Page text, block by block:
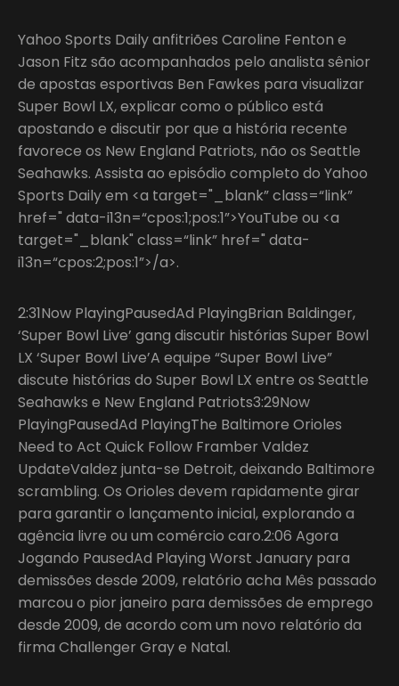
Yahoo Sports Daily anfitriões Caroline Fenton e
Jason Fitz são acompanhados pelo analista sênior
de apostas esportivas Ben Fawkes para visualizar
Super Bowl LX, explicar como o público está
apostando e discutir por que a história recente
favorece os New England Patriots, não os Seattle
Seahawks. Assista ao episódio completo do Yahoo
Sports Daily em <a target="_blank” class=“link”
href=" data-i13n=“cpos:1;pos:1”>YouTube ou <a
target="_blank" class=“link” href=" data-
i13n=“cpos:2;pos:1”>/a>.
2:31Now PlayingPausedAd PlayingBrian Baldinger,
‘Super Bowl Live’ gang discutir histórias Super Bowl
LX ‘Super Bowl Live’A equipe “Super Bowl Live”
discute histórias do Super Bowl LX entre os Seattle
Seahawks e New England Patriots3:29Now
PlayingPausedAd PlayingThe Baltimore Orioles
Need to Act Quick Follow Framber Valdez
UpdateValdez junta-se Detroit, deixando Baltimore
scrambling. Os Orioles devem rapidamente girar
para garantir o lançamento inicial, explorando a
agência livre ou um comércio caro.2:06 Agora
Jogando PausedAd Playing Worst January para
demissões desde 2009, relatório acha Mês passado
marcou o pior janeiro para demissões de emprego
desde 2009, de acordo com um novo relatório da
firma Challenger Gray e Natal.